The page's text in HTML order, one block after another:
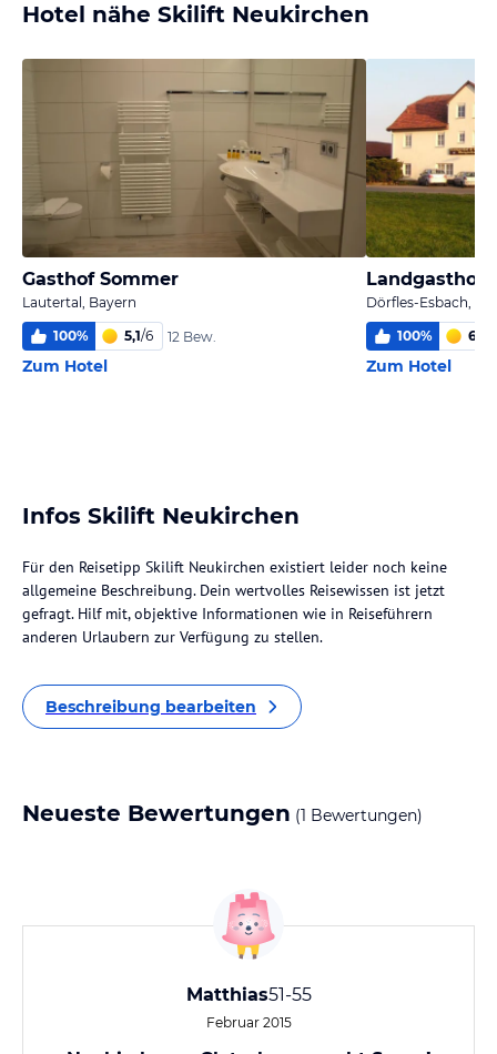
Hotel nähe Skilift Neukirchen
Gasthof Sommer
Lautertal, Bayern
100% 5,1/6 12 Bew.
Zum Hotel
Dörfles-Esbach,
100% 6,0
Zum Hotel
Infos Skilift Neukirchen
Für den Reisetipp Skilift Neukirchen existiert leider noch keine
allgemeine Beschreibung. Dein wertvolles Reisewissen ist jetzt
gefragt. Hilf mit, objektive Informationen wie in Reiseführern
anderen Urlaubern zur Verfügung zu stellen.
Beschreibung bearbeiten
Neueste Bewertungen (1 Bewertungen)
Matthias51-55
Februar 2015